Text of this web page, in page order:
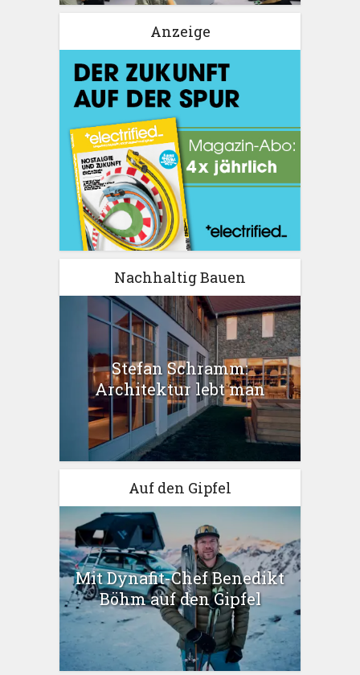
Anzeige
Nachhaltig Bauen
Stefan Schramm:
Architektur lebt man
Auf den Gipfel
Mit Dynafit-Chef Benedikt
Böhm auf den Gipfel